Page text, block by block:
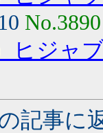
No.3890
ヒジャ
記事に